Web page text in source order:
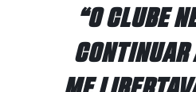
“O CLUBE